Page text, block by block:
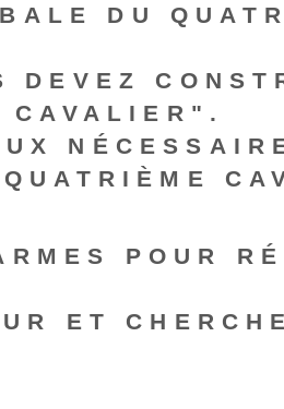
DU
DEVEZ
CAVALIER".
POUR
ET